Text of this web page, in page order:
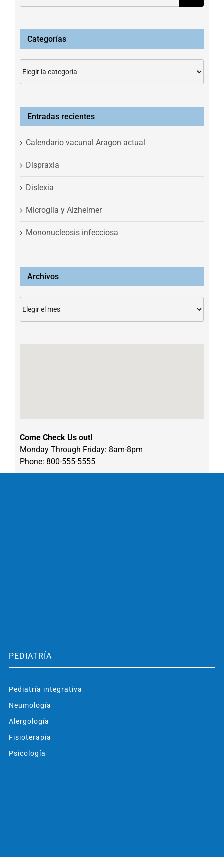
Categorías
Entradas recientes
Calendario vacunal Aragon actual
Dispraxia
Dislexia
Microglia y Alzheimer
Mononucleosis infecciosa
Archivos
Come Check Us out!
Monday Through Friday: 8am-8pm
Phone: 800-555-5555
PEDIATRÍA
Pediatría integrativa
Neumología
Alergología
Fisioterapia
Psicología